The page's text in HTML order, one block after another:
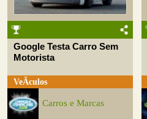
Google Testa Carro Sem
Motorista
VeÃ­culos
Carros e Marcas